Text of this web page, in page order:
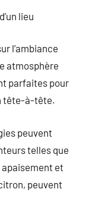
lieu
l’ambiance
atmosphère
parfaites pour
tête-à-tête.
peuvent
telles que
apaisement et
peuvent